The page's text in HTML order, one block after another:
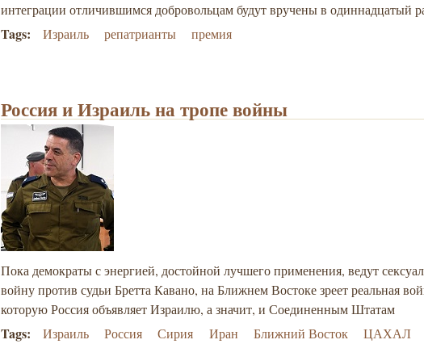
интеграции отличившимся добровольцам будут вручены в одиннадцатый
Tags: Израиль репатрианты премия
Россия и Израиль на тропе войны
Пока демократы с энергией, достойной лучшего применения, ведут
войну против судьи Бретта Кавано, на Ближнем Востоке зреет реальная
которую Россия объявляет Израилю, а значит, и Соединенным Штатам
Tags: Израиль Россия Сирия Иран Ближний Восток ЦАХАЛ